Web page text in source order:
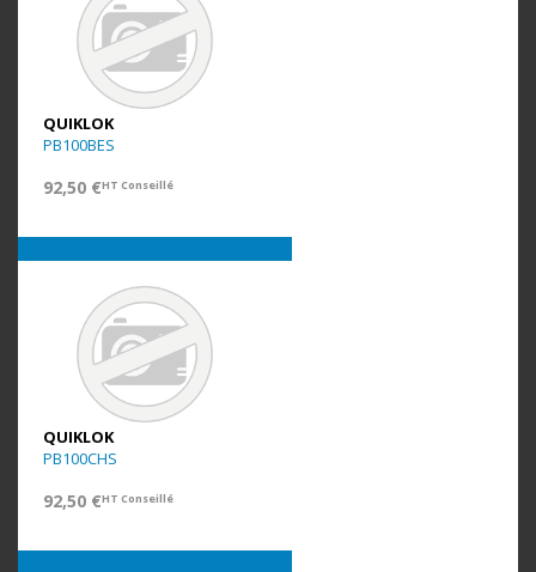
QUIKLOK
PB100BES
92,50 €HT Conseillé
QUIKLOK
PB100CHS
92,50 €HT Conseillé